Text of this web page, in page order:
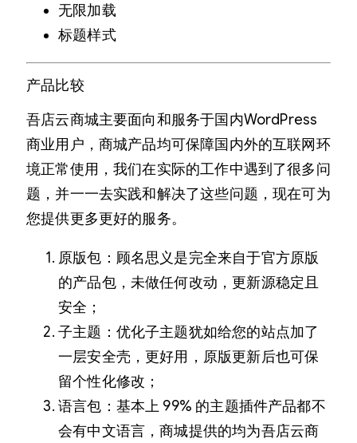
无限加载
标题样式
产品比较
吾店云商城主要面向和服务于国内WordPress
商业用户，商城产品均可保障国内外的互联网环
境正常使用，我们在实际的工作中遇到了很多问
题，并一一去实践和解决了这些问题，现在可为
您提供更多更好的服务。
原版包：顾名思义是完全来自于官方原版
的产品包，未做任何改动，更新源稳定且
安全；
子主题：优化子主题犹如给您的站点加了
一层安全壳，更好用，原版更新后也可保
留个性化修改；
语言包：基本上 99% 的主题插件产品都不
会有中文语言，商城提供的均为吾店云商